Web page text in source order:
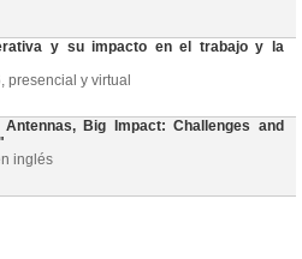
y su impacto en el trabajo y la
presencial y virtual
Big Impact: Challenges and
inglés